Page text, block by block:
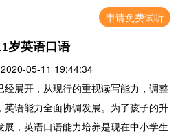
申请免费试听
岁英语口语
2020-05-11 19:44:34
展开，从现行的重视读写能力，调整
英语能力全面协调发展。为了孩子的升
，英语口语能力培养是现在中小学生